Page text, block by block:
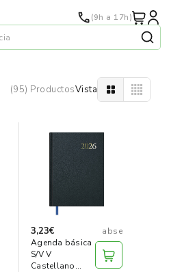
›
›
(9h a 17h)
(95) ProductosVista
3,23€
abse
Agenda básica
S/V V
Castellano